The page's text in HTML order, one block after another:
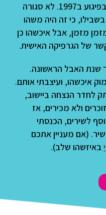
שעשיתי אחרי שאבא שלי נהרג בפיגוע ב1997. לא סגורה
כי זה היה משהו
מזמן, אבל איכשהו כן
של הגרפיקה האישית.
האבל הראשונה.
איכשהו, ועיצבתי אותם.
לחדר הנצחה ביישוב,
ולא מכירים, אז
לשירים, הכנסתי
(אם מעניין אתכם
שלב).